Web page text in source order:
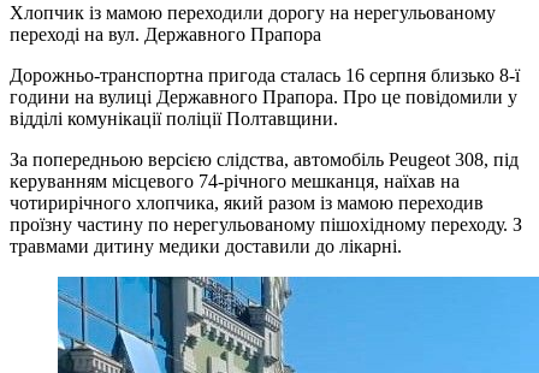
Хлопчик із мамою переходили дорогу на нерегульованому
переході на вул. Державного Прапора
Дорожньо-транспортна пригода сталась 16 серпня близько 8-ї
години на вулиці Державного Прапора. Про це повідомили у
відділі комунікації поліції Полтавщини.
За попередньою версією слідства, автомобіль Peugeot 308, під
керуванням місцевого 74-річного мешканця, наїхав на
чотирирічного хлопчика, який разом із мамою переходив
проїзну частину по нерегульованому пішохідному переходу. З
травмами дитину медики доставили до лікарні.